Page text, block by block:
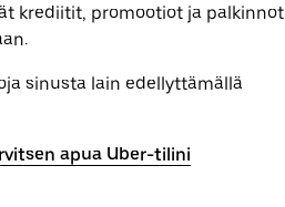
krediitit, promootiot ja palkinnot
sinusta lain edellyttämällä
apua Uber-tilini